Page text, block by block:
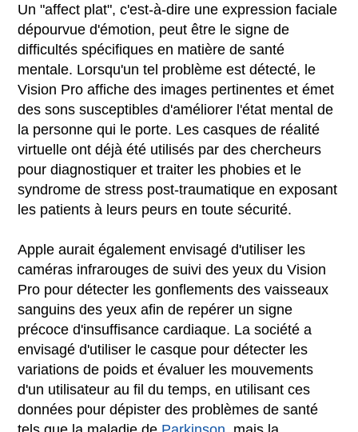
Un "affect plat", c'est-à-dire une expression faciale
dépourvue d'émotion, peut être le signe de
difficultés spécifiques en matière de santé
mentale. Lorsqu'un tel problème est détecté, le
Vision Pro affiche des images pertinentes et émet
des sons susceptibles d'améliorer l'état mental de
la personne qui le porte. Les casques de réalité
virtuelle ont déjà été utilisés par des chercheurs
pour diagnostiquer et traiter les phobies et le
syndrome de stress post-traumatique en exposant
les patients à leurs peurs en toute sécurité.
Apple aurait également envisagé d'utiliser les
caméras infrarouges de suivi des yeux du Vision
Pro pour détecter les gonflements des vaisseaux
sanguins des yeux afin de repérer un signe
précoce d'insuffisance cardiaque. La société a
envisagé d'utiliser le casque pour détecter les
variations de poids et évaluer les mouvements
d'un utilisateur au fil du temps, en utilisant ces
données pour dépister des problèmes de santé